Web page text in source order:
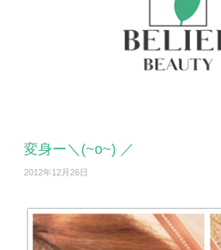
変身ー＼(~o~) ／
2012年12月26日